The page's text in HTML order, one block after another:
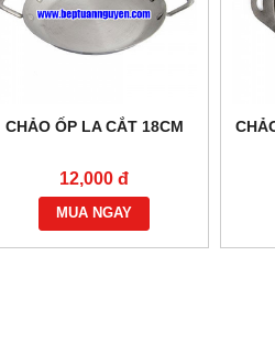
CHẢO ỐP LA CẮT 18CM
12,000 đ
MUA NGAY